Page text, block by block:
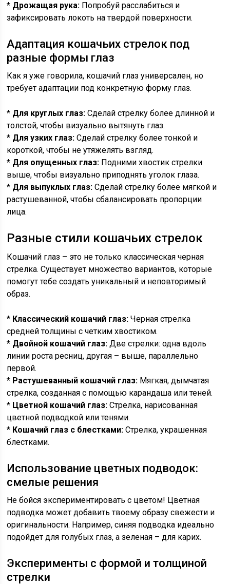
* Дрожащая рука: Попробуй расслабиться и
зафиксировать локоть на твердой поверхности.
Адаптация кошачьих стрелок под
разные формы глаз
Как я уже говорила, кошачий глаз универсален, но
требует адаптации под конкретную форму глаз.
* Для круглых глаз: Сделай стрелку более длинной и
толстой, чтобы визуально вытянуть глаз.
* Для узких глаз: Сделай стрелку более тонкой и
короткой, чтобы не утяжелять взгляд.
* Для опущенных глаз: Подними хвостик стрелки
выше, чтобы визуально приподнять уголок глаза.
* Для выпуклых глаз: Сделай стрелку более мягкой и
растушеванной, чтобы сбалансировать пропорции
лица.
Разные стили кошачьих стрелок
Кошачий глаз – это не только классическая черная
стрелка. Существует множество вариантов, которые
помогут тебе создать уникальный и неповторимый
образ.
* Классический кошачий глаз: Черная стрелка
средней толщины с четким хвостиком.
* Двойной кошачий глаз: Две стрелки: одна вдоль
линии роста ресниц, другая – выше, параллельно
первой.
* Растушеванный кошачий глаз: Мягкая, дымчатая
стрелка, созданная с помощью карандаша или теней.
* Цветной кошачий глаз: Стрелка, нарисованная
цветной подводкой или тенями.
* Кошачий глаз с блестками: Стрелка, украшенная
блестками.
Использование цветных подводок:
смелые решения
Не бойся экспериментировать с цветом! Цветная
подводка может добавить твоему образу свежести и
оригинальности. Например, синяя подводка идеально
подойдет для голубых глаз, а зеленая – для карих.
Эксперименты с формой и толщиной
стрелки